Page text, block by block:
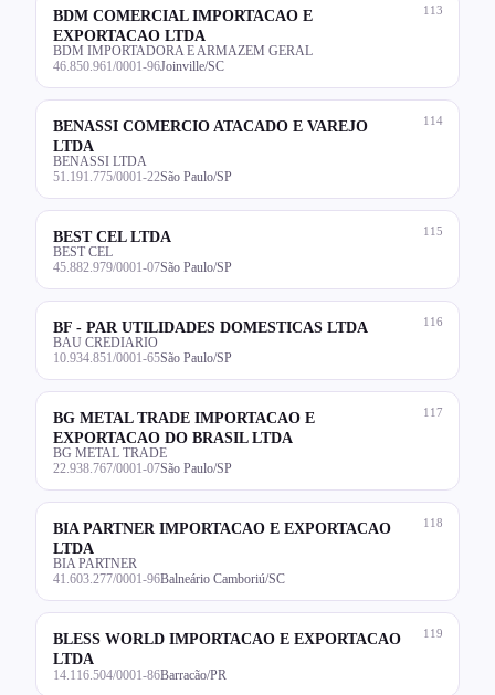
113
BDM COMERCIAL IMPORTACAO E
EXPORTACAO LTDA
BDM IMPORTADORA E ARMAZEM GERAL
46.850.961/0001-96Joinville/SC
114
BENASSI COMERCIO ATACADO E VAREJO
LTDA
BENASSI LTDA
51.191.775/0001-22São Paulo/SP
115
BEST CEL LTDA
BEST CEL
45.882.979/0001-07São Paulo/SP
116
BF - PAR UTILIDADES DOMESTICAS LTDA
BAU CREDIARIO
10.934.851/0001-65São Paulo/SP
117
BG METAL TRADE IMPORTACAO E
EXPORTACAO DO BRASIL LTDA
BG METAL TRADE
22.938.767/0001-07São Paulo/SP
118
BIA PARTNER IMPORTACAO E EXPORTACAO
LTDA
BIA PARTNER
41.603.277/0001-96Balneário Camboriú/SC
119
BLESS WORLD IMPORTACAO E EXPORTACAO
LTDA
14.116.504/0001-86Barracão/PR